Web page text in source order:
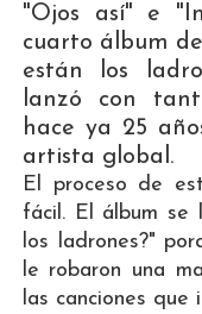
"Ojos así" e
cuarto álbum
están los
lanzó con
hace ya 25
artista global.
El proceso de
fácil. El álbum se
los ladrones?"
le robaron una
las canciones